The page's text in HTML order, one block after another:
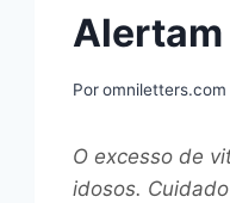
Poromniletters.com
O excesso de
idosos.